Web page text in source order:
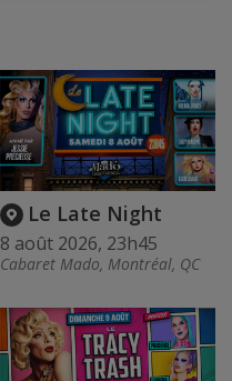
Le Late Night
8 août 2026, 23h45
Cabaret Mado, Montréal, QC